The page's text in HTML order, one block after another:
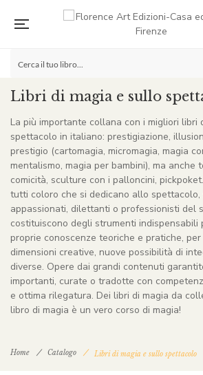
Libri di magia e sullo
La più importante collana con i migliori libri
spettacolo in italiano: prestigiazione,
prestigio (cartomagia, micromagia, magia
mentalismo, magia per bambini), ma anche
comicità, sculture con i palloncini,
tutti coloro che si dedicano allo spettacolo,
appassionati, dilettanti o professionisti del
costituiscono degli strumenti indispensabili
proprie conoscenze teoriche e pratiche,
dimensioni creative, nuove possibilità di
diverse. Opere dai grandi contenuti
importanti, curate o tradotte con
e ottima rilegatura. Dei libri di magia da
libro di magia è un vero corso di magia!
Home Catalogo Libri di magia e sullo spettacolo